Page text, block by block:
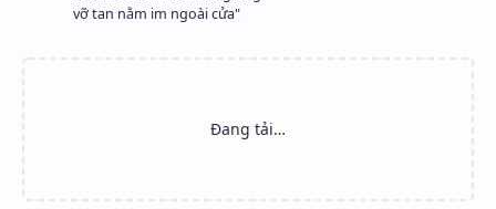
vỡ tan nằm im ngoài cửa"